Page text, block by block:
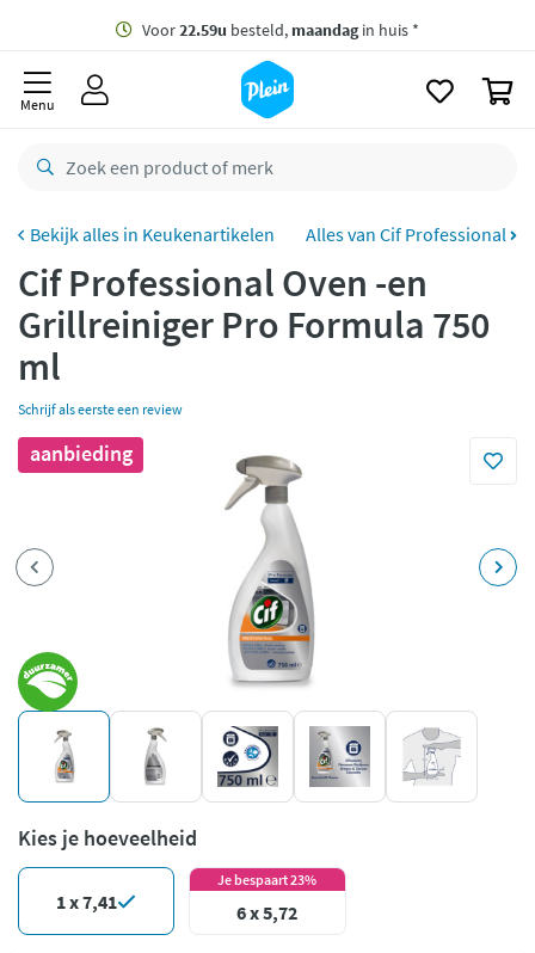
Gratis bezorging vanaf 35,- *
besteld,maandag
retourneren
CO2 neutraal bezorgd
Betaal met Klarna
Menu
Keukenartikelen Alles van Cif Professional
Cif Professional Oven -en
Grillreiniger Pro Formula 750
ml
Schrijf als eerste een review
aanbieding
Kies je hoeveelheid
1 x 7,41
Je bespaart 23%
6 x 5,72